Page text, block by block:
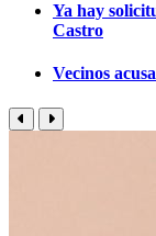
Ya hay
Castro
Vecinos